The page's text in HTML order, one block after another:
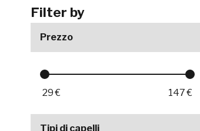
Filter by
Prezzo
29€ 147€
Tipi di capelli